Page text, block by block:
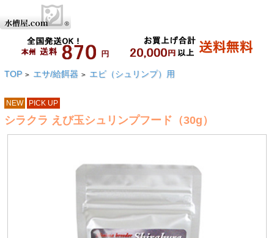
TOP > エサ/給餌器 > エビ（シュリンプ）用
NEW PICK UP
シラクラ えび玉シュリンプフード（30g）